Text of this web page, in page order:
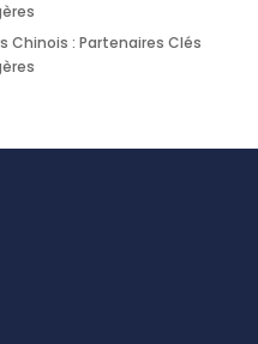
Chinois : Partenaires Clés